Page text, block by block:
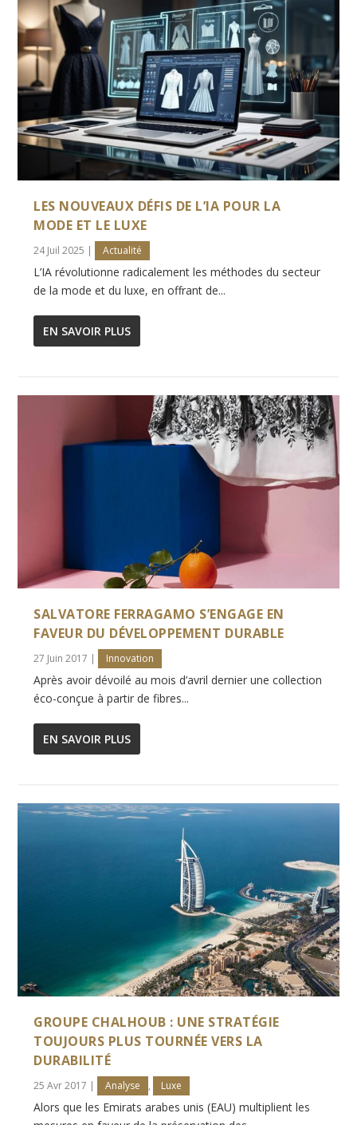
LES NOUVEAUX DÉFIS DE L’IA POUR LA
MODE ET LE LUXE
24 Juil 2025 | Actualité
L’IA révolutionne radicalement les méthodes du secteur
de la mode et du luxe, en offrant de...
EN SAVOIR PLUS
SALVATORE FERRAGAMO S’ENGAGE EN
FAVEUR DU DÉVELOPPEMENT DURABLE
27 Juin 2017 | Innovation
Après avoir dévoilé au mois d’avril dernier une collection
éco-conçue à partir de fibres...
EN SAVOIR PLUS
GROUPE CHALHOUB : UNE STRATÉGIE
TOUJOURS PLUS TOURNÉE VERS LA
DURABILITÉ
25 Avr 2017 | Analyse , Luxe
Alors que les Emirats arabes unis (EAU) multiplient les